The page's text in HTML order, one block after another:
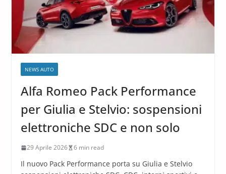
NEWS AUTO
Alfa Romeo Pack Performance
per Giulia e Stelvio: sospensioni
elettroniche SDC e non solo
29 Aprile 2026 6 min read
Il nuovo Pack Performance porta su Giulia e Stelvio